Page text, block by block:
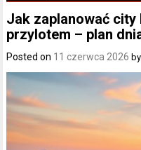
Jak zaplanować city
przylotem – plan
Posted on 11 czerwca 2026